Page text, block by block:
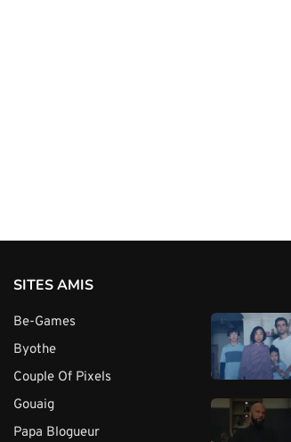
SITES AMIS
Be-Games
Byothe
Couple Of Pixels
Gouaig
Papa Blogueur